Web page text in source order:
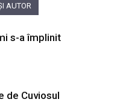
AUTOR
s-a împlinit
de Cuviosul